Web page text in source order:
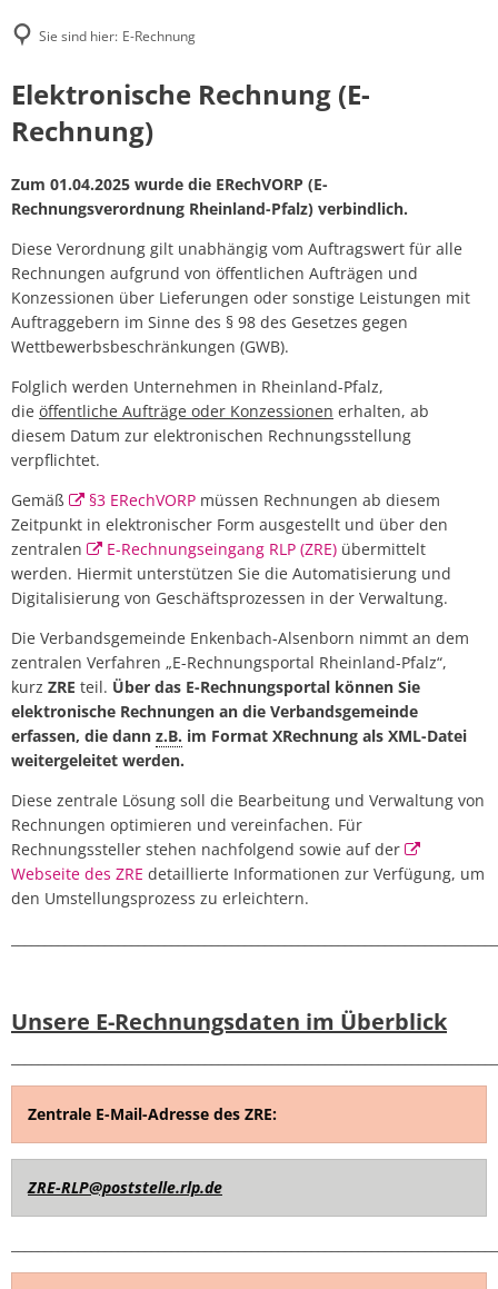
Sie sind hier: E-Rechnung
E-
Rechnung
Elektronische Rechnung (E-
Rechnung)
Zum 01.04.2025 wurde die ERechVORP (E-
Rechnungsverordnung Rheinland-Pfalz) verbindlich.
Diese Verordnung gilt unabhängig vom Auftragswert für alle
Rechnungen aufgrund von öffentlichen Aufträgen und
Konzessionen über Lieferungen oder sonstige Leistungen mit
Auftraggebern im Sinne des § 98 des Gesetzes gegen
Wettbewerbsbeschränkungen (GWB).
Folglich werden Unternehmen in Rheinland-Pfalz,
die öffentliche Aufträge oder Konzessionen erhalten, ab
diesem Datum zur elektronischen Rechnungsstellung
verpflichtet.
Gemäß
§3 ERechVORPmüssen Rechnungen ab diesem
Zeitpunkt in elektronischer Form ausgestellt und über den
zentralen
E-Rechnungseingang RLP (ZRE)übermittelt
werden. Hiermit unterstützen Sie die Automatisierung und
Digitalisierung von Geschäftsprozessen in der Verwaltung.
Die Verbandsgemeinde Enkenbach-Alsenborn nimmt an dem
zentralen Verfahren „E-Rechnungsportal Rheinland-Pfalz“,
kurz ZRE teil. Über das E-Rechnungsportal können Sie
elektronische Rechnungen an die Verbandsgemeinde
erfassen, die dann z.B. im Format XRechnung als XML-Datei
weitergeleitet werden.
Diese zentrale Lösung soll die Bearbeitung und Verwaltung von
Rechnungen optimieren und vereinfachen. Für
Rechnungssteller stehen nachfolgend sowie auf der
Webseite des ZRE detaillierte Informationen zur Verfügung, um
den Umstellungsprozess zu erleichtern.
Unsere E-Rechnungsdaten im Überblick
Zentrale E-Mail-Adresse des ZRE:
ZRE-RLP@poststelle.rlp.de